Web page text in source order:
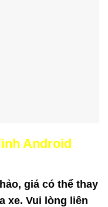
Android
giá có thể thay
xe. Vui lòng liên